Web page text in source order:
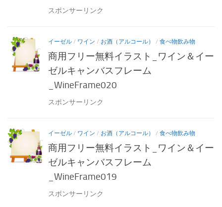
スポンサーリンク
イーゼル / ワイン / お酒（アルコール） / 食べ物飲み物
商用フリー無料イラスト_ワイン＆イー
ゼルキャンバスフレーム
_WineFrame020
スポンサーリンク
イーゼル / ワイン / お酒（アルコール） / 食べ物飲み物
商用フリー無料イラスト_ワイン＆イー
ゼルキャンバスフレーム
_WineFrame019
スポンサーリンク